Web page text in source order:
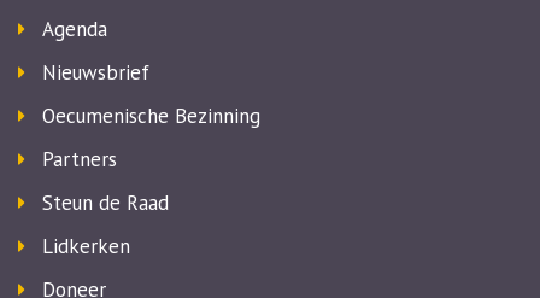
Agenda
Nieuwsbrief
Oecumenische Bezinning
Partners
Steun de Raad
Lidkerken
Doneer